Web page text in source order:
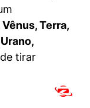
Terra,
tirar